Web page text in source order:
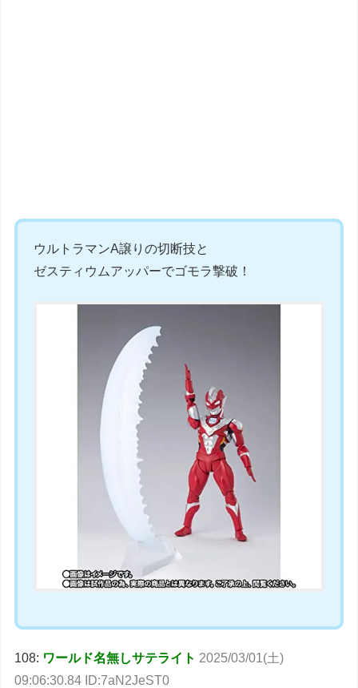
ウルトラマンA譲りの切断技と
ゼスティウムアッパーでゴモラ撃破！
108: ワールド名無しサテライト 2025/03/01(土)
09:06:30.84 ID:7aN2JeST0